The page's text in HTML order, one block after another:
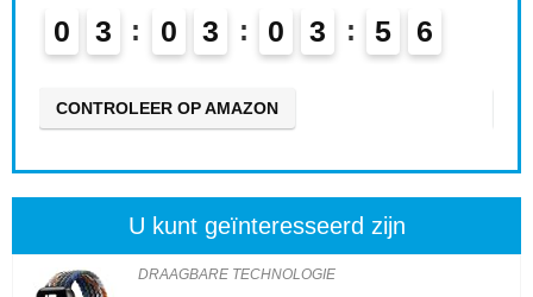
0 3 0 3 0 3 5 5
CONTROLEER OP AMAZON
U kunt geïnteresseerd zijn
DRAAGBARE TECHNOLOGIE